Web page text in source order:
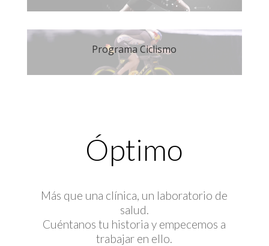
Programa Ciclismo
Óptimo
Más que una clínica, un laboratorio de
salud.
Cuéntanos tu historia y empecemos a
trabajar en ello.